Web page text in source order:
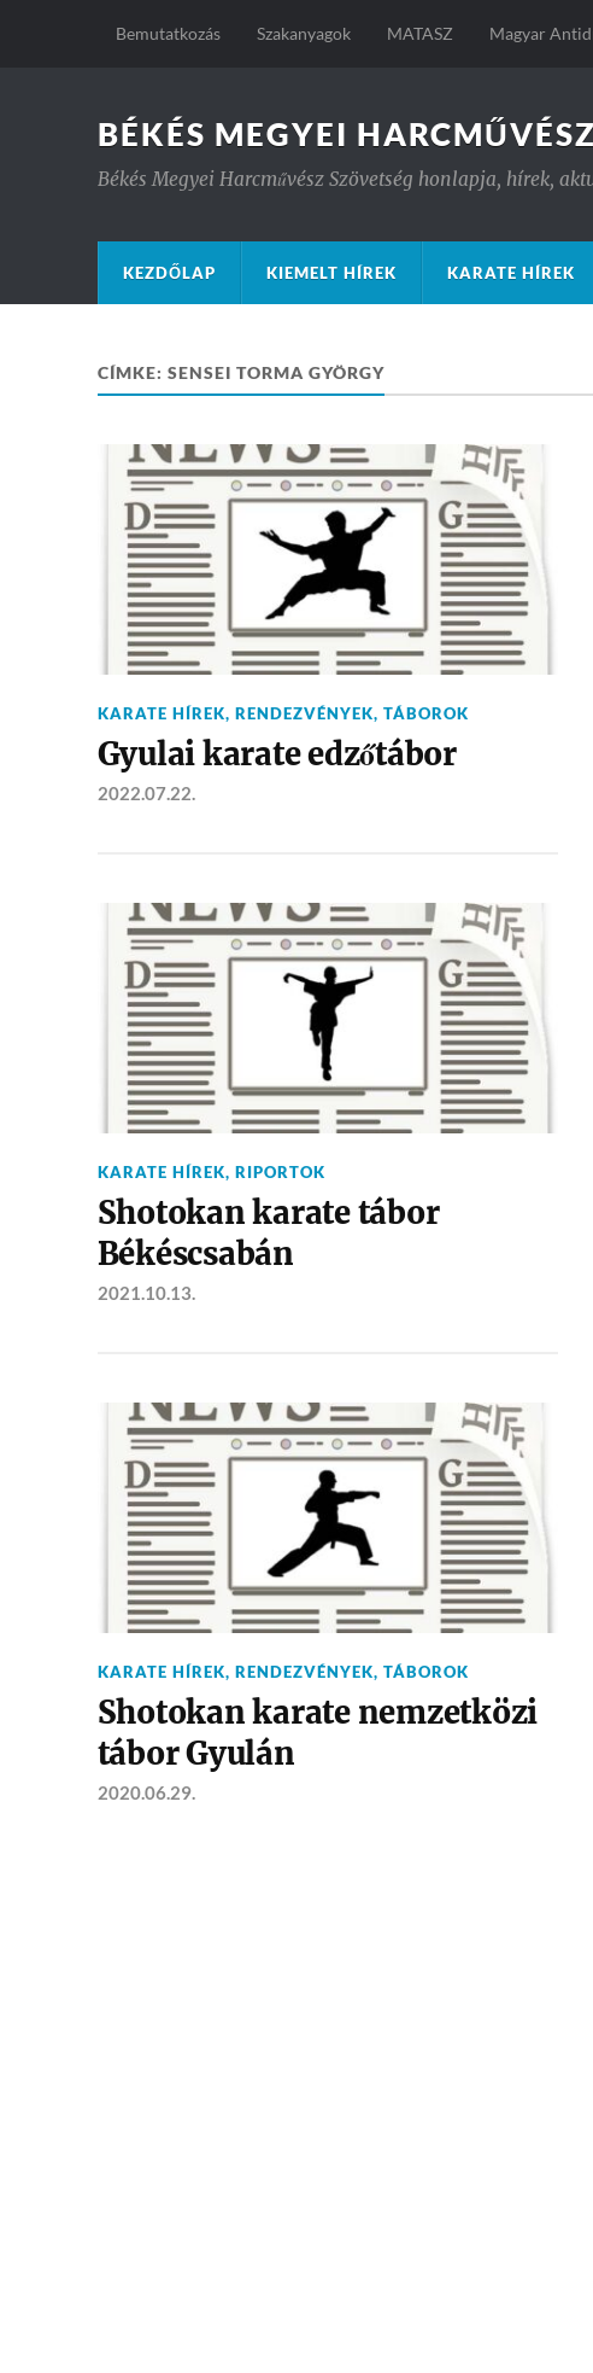
Bemutatkozás Szakanyagok MATASZ Magyar
BÉKÉS MEGYEI
Békés Megyei Harcművész Szövetség honlapja, hírek,
KEZDŐLAP KIEMELT HÍREK KARATE HÍREK
CÍMKE: SENSEI TORMA GYÖRGY
KARATE HÍREK, RENDEZVÉNYEK, TÁBOROK
Gyulai karate edzőtábor
2022.07.22.
KARATE HÍREK, RIPORTOK
Shotokan karate tábor
Békéscsabán
2021.10.13.
KARATE HÍREK, RENDEZVÉNYEK, TÁBOROK
Shotokan karate nemzetközi
tábor Gyulán
2020.06.29.